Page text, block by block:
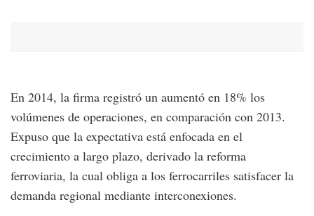
En 2014, la firma registró un aumentó en 18% los
volúmenes de operaciones, en comparación con 2013.
Expuso que la expectativa está enfocada en el
crecimiento a largo plazo, derivado la reforma
ferroviaria, la cual obliga a los ferrocarriles satisfacer la
demanda regional mediante interconexiones.